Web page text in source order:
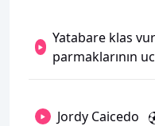
Yatabare klas
parmaklarının
Jordy Caicedo